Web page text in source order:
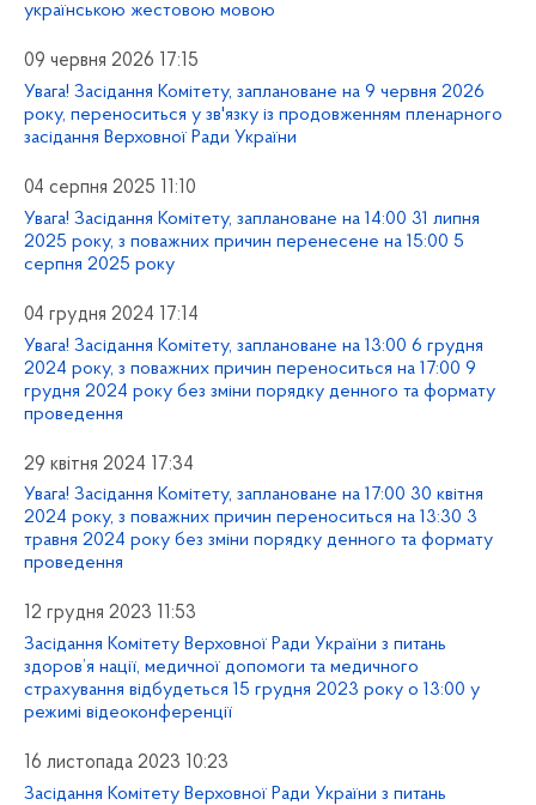
українською жестовою мовою
09 червня 2026 17:15
Увага! Засідання Комітету, заплановане на 9 червня 2026
року, переноситься у зв'язку із продовженням пленарного
засідання Верховної Ради України
04 серпня 2025 11:10
Увага! Засідання Комітету, заплановане на 14:00 31 липня
2025 року, з поважних причин перенесене на 15:00 5
серпня 2025 року
04 грудня 2024 17:14
Увага! Засідання Комітету, заплановане на 13:00 6 грудня
2024 року, з поважних причин переноситься на 17:00 9
грудня 2024 року без зміни порядку денного та формату
проведення
29 квітня 2024 17:34
Увага! Засідання Комітету, заплановане на 17:00 30 квітня
2024 року, з поважних причин переноситься на 13:30 3
травня 2024 року без зміни порядку денного та формату
проведення
12 грудня 2023 11:53
Засідання Комітету Верховної Ради України з питань
здоров’я нації, медичної допомоги та медичного
страхування відбудеться 15 грудня 2023 року о 13:00 у
режимі відеоконференції
16 листопада 2023 10:23
Засідання Комітету Верховної Ради України з питань